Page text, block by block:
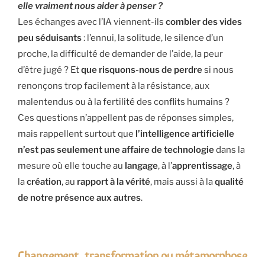
elle vraiment nous aider à penser ?
Les échanges avec l’IA viennent-ils combler des vides
peu séduisants: l’ennui, la solitude, le silence d’un
proche, la difficulté de demander de l’aide, la peur
d’être jugé ? Etque risquons-nous de perdresi nous
renonçons trop facilement à la résistance, aux
malentendus ou à la fertilité des conflits humains ?
Ces questions n’appellent pas de réponses simples,
mais rappellent surtout que l’intelligence artificielle
n’est pas seulement une affaire de technologiedans la
mesure où elle touche au langage, à l’apprentissage, à
lacréation, au rapport à la vérité, mais aussi à laqualité
de notre présence aux autres.